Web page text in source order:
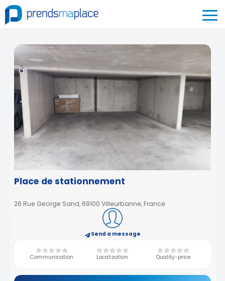
Place de stationnement
26 Rue George Sand, 69100 Villeurbanne, France
Send a message
Communication Localization Quality-price